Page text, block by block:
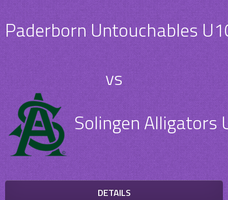
Paderborn Untouchables
vs
Solingen Alligators
DETAILS